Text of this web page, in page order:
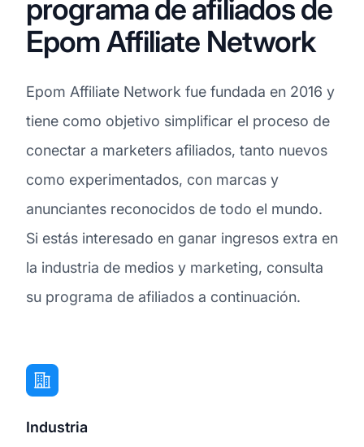
programa de afiliados de
Epom Affiliate Network
Epom Affiliate Network fue fundada en 2016 y
tiene como objetivo simplificar el proceso de
conectar a marketers afiliados, tanto nuevos
como experimentados, con marcas y
anunciantes reconocidos de todo el mundo.
Si estás interesado en ganar ingresos extra en
la industria de medios y marketing, consulta
su programa de afiliados a continuación.
Industria